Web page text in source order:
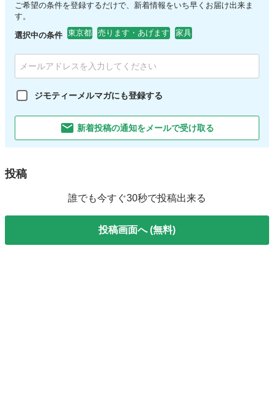
ご希望の条件を登録するだけで、新着情報をいち早くお届け出来ま
す。
選択中の条件 東京都 売ります・あげます 家具
ジモティーメルマガにも登録する
新着投稿の通知をメールで受け取る
投稿
誰でも今すぐ30秒で投稿出来る
投稿画面へ (無料)